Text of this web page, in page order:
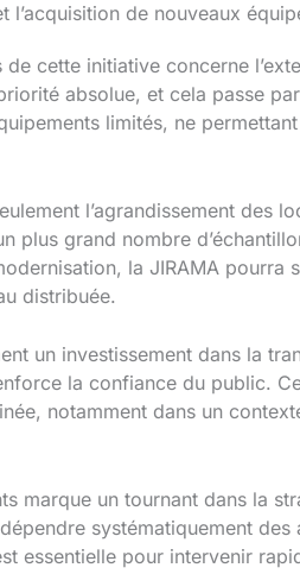
l’acquisition de nouveaux
cette initiative concerne
absolue, et cela passe
limités, ne
l’agrandissement des
plus grand nombre
la JIRAMA pourra
distribuée.
un investissement dans la
la confiance du public.
notamment dans un
marque un tournant dans la
systématiquement
essentielle pour intervenir